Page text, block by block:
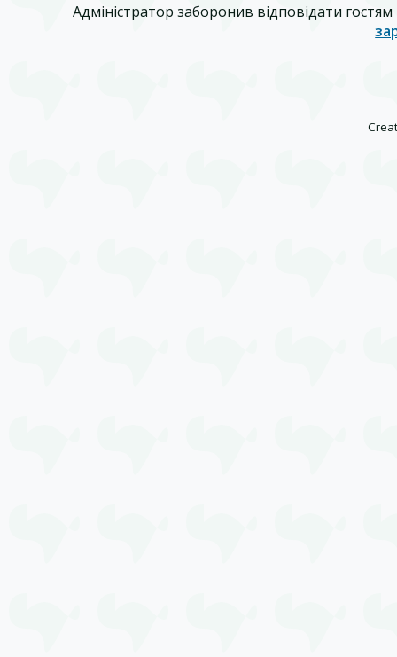
Адміністратор заборонив відповідати